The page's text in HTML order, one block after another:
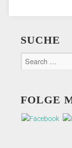
SUCHE
FOLGE